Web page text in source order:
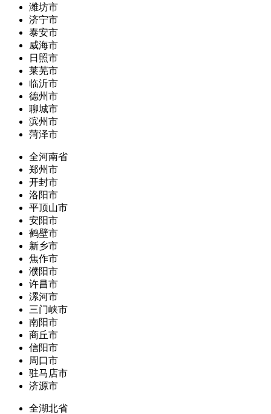
潍坊市
济宁市
泰安市
威海市
日照市
莱芜市
临沂市
德州市
聊城市
滨州市
菏泽市
全河南省
郑州市
开封市
洛阳市
平顶山市
安阳市
鹤壁市
新乡市
焦作市
濮阳市
许昌市
漯河市
三门峡市
南阳市
商丘市
信阳市
周口市
驻马店市
济源市
全湖北省